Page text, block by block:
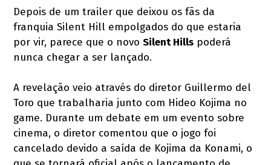
Depois de um trailer que deixou os fãs da
franquia Silent Hill empolgados do que estaria
por vir, parece que o novoSilent Hills poderá
nunca chegar a ser lançado.
A revelação veio através do diretor Guillermo del
Toro que trabalharia junto com Hideo Kojima no
game. Durante um debate em um evento sobre
cinema, o diretor comentou que o jogo foi
cancelado devido a saída de Kojima da Konami, o